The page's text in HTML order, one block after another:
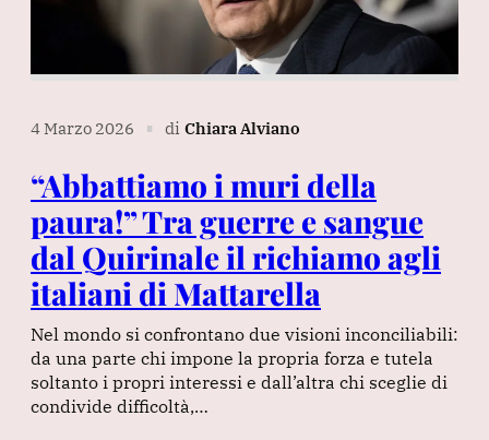
4 Marzo 2026 ∎ di Chiara Alviano
“Abbattiamo i muri della
paura!” Tra guerre e sangue
dal Quirinale il richiamo agli
italiani di Mattarella
Nel mondo si confrontano due visioni inconciliabili:
da una parte chi impone la propria forza e tutela
soltanto i propri interessi e dall’altra chi sceglie di
condivide difficoltà,…